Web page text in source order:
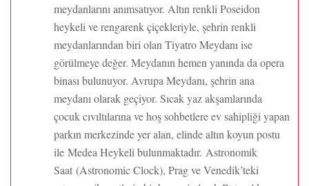
meydanlarını anımsatıyor. Altın renkli Poseidon
heykeli ve rengarenk çiçekleriyle, şehrin renkli
meydanlarından biri olan Tiyatro Meydanı ise
görülmeye değer. Meydanın hemen yanında da opera
binası bulunuyor. Avrupa Meydanı, şehrin ana
meydanı olarak geçiyor. Sıcak yaz akşamlarında
çocuk cıvıltılarına ve hoş sohbetlere ev sahipliği yapan
parkın merkezinde yer alan, elinde altın koyun postu
ile Medea Heykeli bulunmaktadır. Astronomik
Saat (Astronomic Clock), Prag ve Venedik’teki